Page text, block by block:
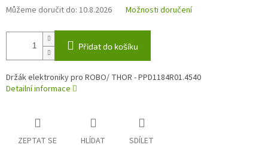
Můžeme doručit do: 10.8.2026 Možnosti doručení
Přidat do košíku
Držák elektroniky pro ROBO/ THOR - PPD1184R01.4540
Detailní informace
ZEPTAT SE HLÍDAT SDÍLET